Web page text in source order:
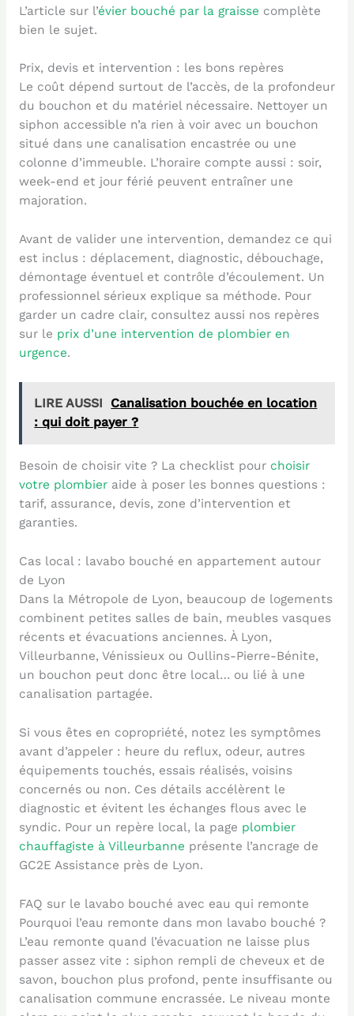
L’article sur l’évier bouché par la graisse complète
bien le sujet.
Prix, devis et intervention : les bons repères
Le coût dépend surtout de l’accès, de la profondeur
du bouchon et du matériel nécessaire. Nettoyer un
siphon accessible n’a rien à voir avec un bouchon
situé dans une canalisation encastrée ou une
colonne d’immeuble. L’horaire compte aussi : soir,
week-end et jour férié peuvent entraîner une
majoration.
Avant de valider une intervention, demandez ce qui
est inclus : déplacement, diagnostic, débouchage,
démontage éventuel et contrôle d’écoulement. Un
professionnel sérieux explique sa méthode. Pour
garder un cadre clair, consultez aussi nos repères
sur le prix d’une intervention de plombier en
urgence.
LIRE AUSSI
Canalisation bouchée en location
: qui doit payer ?
Besoin de choisir vite ? La checklist pour choisir
votre plombieraide à poser les bonnes questions :
tarif, assurance, devis, zone d’intervention et
garanties.
Cas local : lavabo bouché en appartement autour
de Lyon
Dans la Métropole de Lyon, beaucoup de logements
combinent petites salles de bain, meubles vasques
récents et évacuations anciennes. À Lyon,
Villeurbanne, Vénissieux ou Oullins-Pierre-Bénite,
un bouchon peut donc être local… ou lié à une
canalisation partagée.
Si vous êtes en copropriété, notez les symptômes
avant d’appeler : heure du reflux, odeur, autres
équipements touchés, essais réalisés, voisins
concernés ou non. Ces détails accélèrent le
diagnostic et évitent les échanges flous avec le
syndic. Pour un repère local, la page plombier
chauffagiste à Villeurbanne présente l’ancrage de
GC2E Assistance près de Lyon.
FAQ sur le lavabo bouché avec eau qui remonte
Pourquoi l’eau remonte dans mon lavabo bouché ?
L’eau remonte quand l’évacuation ne laisse plus
passer assez vite : siphon rempli de cheveux et de
savon, bouchon plus profond, pente insuffisante ou
canalisation commune encrassée. Le niveau monte